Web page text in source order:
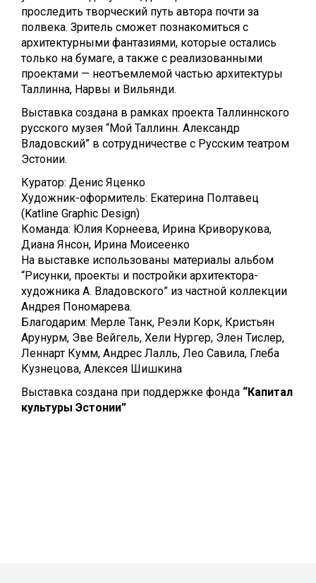
проследить творческий путь автора почти за
полвека. Зритель сможет познакомиться с
архитектурными фантазиями, которые остались
только на бумаге, а также с реализованными
проектами — неотъемлемой частью архитектуры
Таллинна, Нарвы и Вильянди.
Выставка создана в рамках проекта Таллиннского
русского музея “Мой Таллинн. Александр
Владовский” в сотрудничестве с Русским театром
Эстонии.
Куратор: Денис Яценко
Художник-оформитель: Екатерина Полтавец
(Katline Graphic Design)
Команда: Юлия Корнеева, Ирина Криворукова,
Диана Янсон, Ирина Моисеенко
На выставке использованы материалы альбом
“Рисунки, проекты и постройки архитектора-
художника А. Владовского” из частной коллекции
Андрея Пономарева.
Благодарим: Мерле Танк, Реэли Корк, Кристьян
Арунурм, Эве Вейгель, Хели Нургер, Элен Тислер,
Леннарт Кумм, Андрес Лалль, Лео Савила, Глеба
Кузнецова, Алексея Шишкина
Выставка создана при поддержке фонда “Капитал
культуры Эстонии”